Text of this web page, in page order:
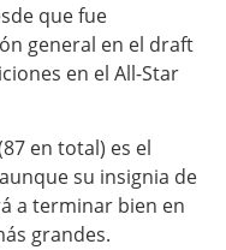
que fue
general en el draft
en el All-Star
en total) es el
su insignia de
a terminar bien en
grandes.